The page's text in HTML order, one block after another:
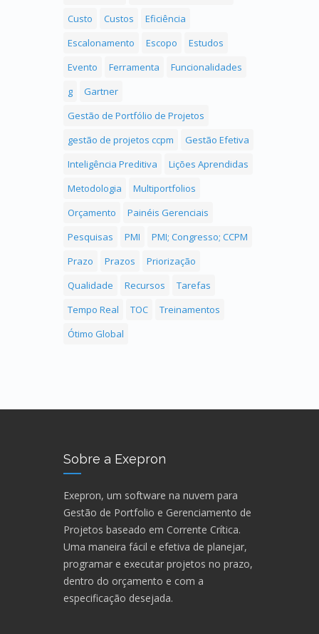
Custo
Custos
Eficiência
Escalonamento
Escopo
Estudos
Evento
Ferramenta
Funcionalidades
g
Gartner
Gestão de Portfólio de Projetos
gestão de projetos ccpm
Gestão Efetiva
Inteligência Preditiva
Lições Aprendidas
Metodologia
Multiportfolios
Orçamento
Painéis Gerenciais
Pesquisas
PMI
PMI; Congresso; CCPM
Prazo
Prazos
Priorização
Qualidade
Recursos
Tarefas
Tempo Real
TOC
Treinamentos
Ótimo Global
Sobre a Exepron
Exepron, um software na nuvem para
Gestão de Portfolio e Gerenciamento de
Projetos baseado em Corrente Crítica.
Uma maneira fácil e efetiva de planejar,
programar e executar projetos no prazo,
dentro do orçamento e com a
especificação desejada.